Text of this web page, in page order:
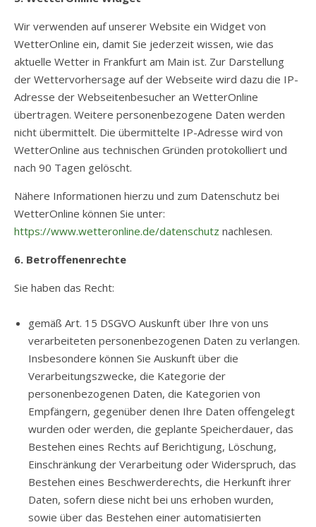
Wir verwenden auf unserer Website ein Widget von
WetterOnline ein, damit Sie jederzeit wissen, wie das
aktuelle Wetter in Frankfurt am Main ist. Zur Darstellung
der Wettervorhersage auf der Webseite wird dazu die IP-
Adresse der Webseitenbesucher an WetterOnline
übertragen. Weitere personenbezogene Daten werden
nicht übermittelt. Die übermittelte IP-Adresse wird von
WetterOnline aus technischen Gründen protokolliert und
nach 90 Tagen gelöscht.
Nähere Informationen hierzu und zum Datenschutz bei
WetterOnline können Sie unter:
https://www.wetteronline.de/datenschutz nachlesen.
6. Betroffenenrechte
Sie haben das Recht:
gemäß Art. 15 DSGVO Auskunft über Ihre von uns
verarbeiteten personenbezogenen Daten zu verlangen.
Insbesondere können Sie Auskunft über die
Verarbeitungszwecke, die Kategorie der
personenbezogenen Daten, die Kategorien von
Empfängern, gegenüber denen Ihre Daten offengelegt
wurden oder werden, die geplante Speicherdauer, das
Bestehen eines Rechts auf Berichtigung, Löschung,
Einschränkung der Verarbeitung oder Widerspruch, das
Bestehen eines Beschwerderechts, die Herkunft ihrer
Daten, sofern diese nicht bei uns erhoben wurden,
sowie über das Bestehen einer automatisierten